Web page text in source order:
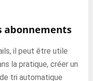
abonnements
il peut être utile
la pratique, créer un
tri automatique